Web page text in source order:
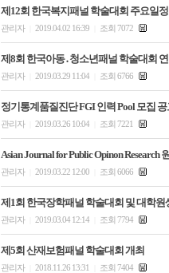
제12회 한국복지패널 학술대회 주요일
관리자 2019.04.02 16:39 조회 7072
제8회 한국아동․청소년패널 학술대회
관리자 2019.03.29 11:04 조회 6766
정기통계품질진단 FGI 인력 Pool 모집 공
관리자 2019.03.26 10:04 조회 7221
Asian Journal for Public Opinon Research
관리자 2019.03.22 12:00 조회 6066
제1회 한국장학패널 학술대회 및 대학원
관리자 2019.03.04 12:14 조회 7794
제5회 산재보험패널 학술대회 개최
관리자 2018.11.26 13:31 조회 7404